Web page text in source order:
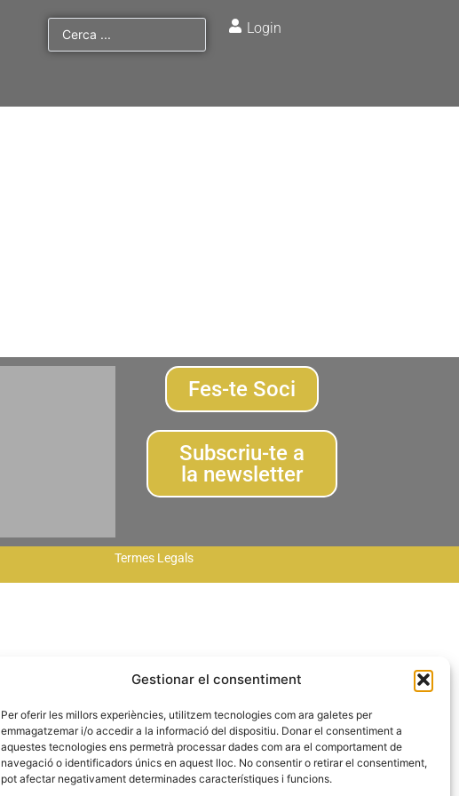
Gestionar el consentiment
Per oferir les millors experiències, utilitzem tecnologies com ara galetes per
emmagatzemar i/o accedir a la informació del dispositiu. Donar el consentiment a
aquestes tecnologies ens permetrà processar dades com ara el comportament de
navegació o identificadors únics en aquest lloc. No consentir o retirar el consentiment,
pot afectar negativament determinades característiques i funcions.
Login
Fes-te Soci
Subscriu-te a
la newsletter
Termes Legals